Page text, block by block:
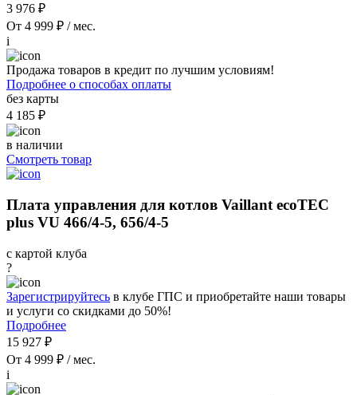
3 976 ₽
От 4 999 ₽ / мес.
i
Продажа товаров в кредит по лучшим условиям!
Подробнее о способах оплаты
без карты
4 185 ₽
в наличии
Смотреть товар
Плата управления для котлов Vaillant ecoTEC
plus VU 466/4-5, 656/4-5
с картой клуба
?
Зарегистрируйтесь в клубе ГПС и приобретайте наши товары
и услуги со скидками до 50%!
Подробнее
15 927 ₽
От 4 999 ₽ / мес.
i